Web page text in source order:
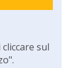
sul